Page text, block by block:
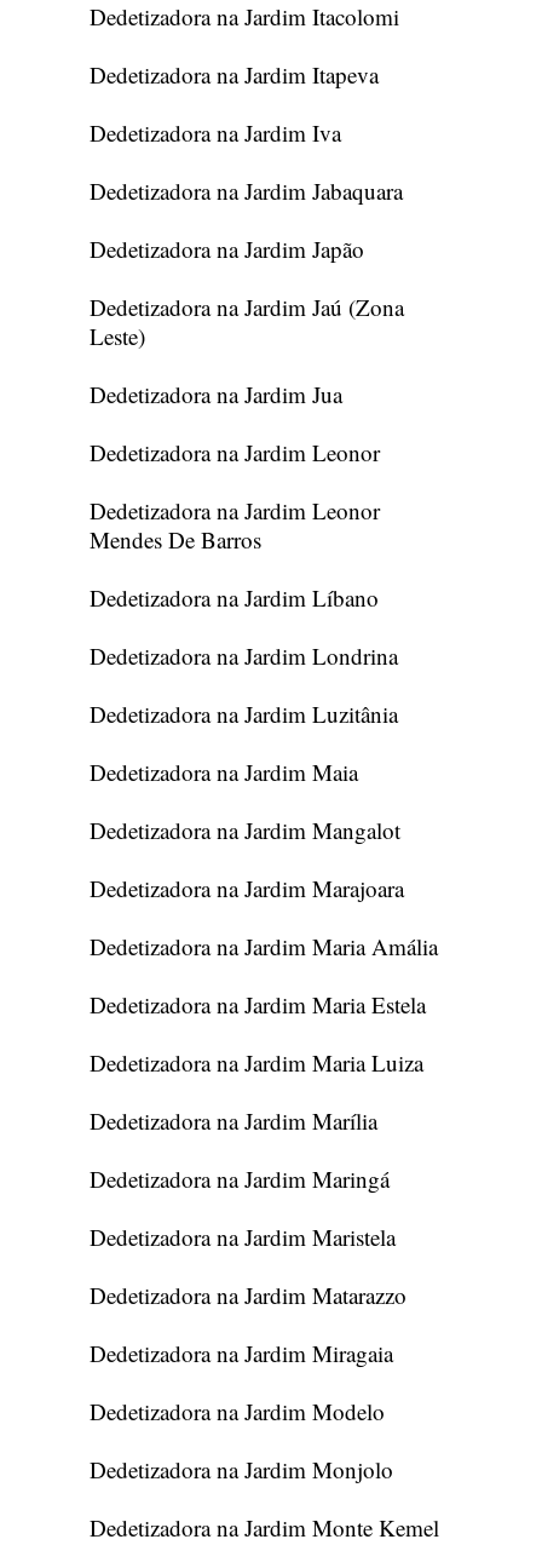
Dedetizadora na Jardim Itacolomi
Dedetizadora na Jardim Itapeva
Dedetizadora na Jardim Iva
Dedetizadora na Jardim Jabaquara
Dedetizadora na Jardim Japão
Dedetizadora na Jardim Jaú (Zona
Leste)
Dedetizadora na Jardim Jua
Dedetizadora na Jardim Leonor
Dedetizadora na Jardim Leonor
Mendes De Barros
Dedetizadora na Jardim Líbano
Dedetizadora na Jardim Londrina
Dedetizadora na Jardim Luzitânia
Dedetizadora na Jardim Maia
Dedetizadora na Jardim Mangalot
Dedetizadora na Jardim Marajoara
Dedetizadora na Jardim Maria Amália
Dedetizadora na Jardim Maria Estela
Dedetizadora na Jardim Maria Luiza
Dedetizadora na Jardim Marília
Dedetizadora na Jardim Maringá
Dedetizadora na Jardim Maristela
Dedetizadora na Jardim Matarazzo
Dedetizadora na Jardim Miragaia
Dedetizadora na Jardim Modelo
Dedetizadora na Jardim Monjolo
Dedetizadora na Jardim Monte Kemel